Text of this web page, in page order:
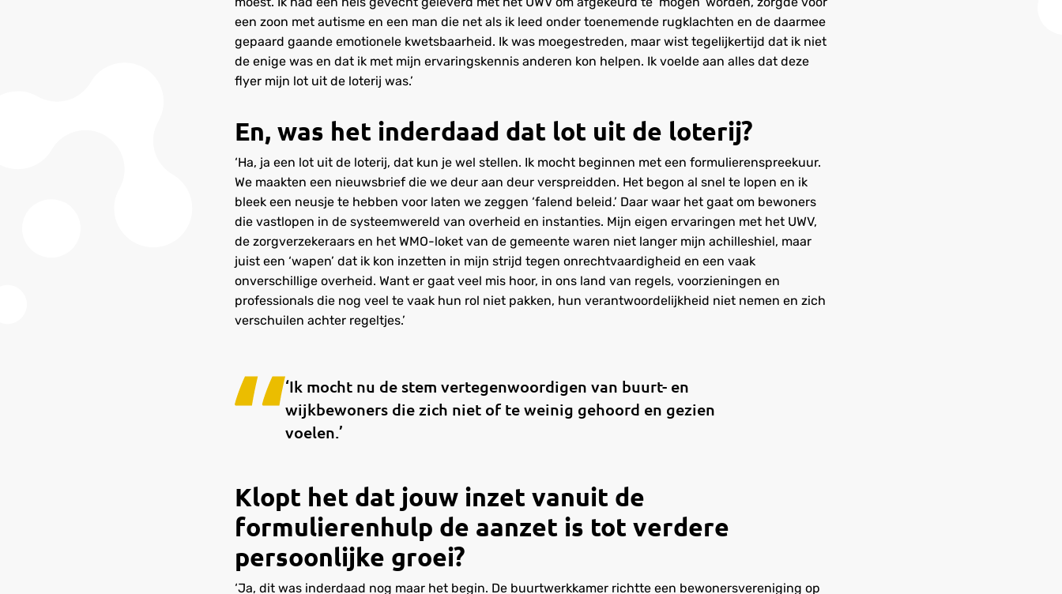
een zoon met autisme en een man die net als ik leed onder toenemende rugklachten en de daarmee
gepaard gaande emotionele kwetsbaarheid. Ik was moegestreden, maar wist tegelijkertijd dat ik niet
de enige was en dat ik met mijn ervaringskennis anderen kon helpen. Ik voelde aan alles dat deze
flyer mijn lot uit de loterij was.’
En, was het inderdaad dat lot uit de loterij?
‘Ha, ja een lot uit de loterij, dat kun je wel stellen. Ik mocht beginnen met een formulierenspreekuur.
We maakten een nieuwsbrief die we deur aan deur verspreidden. Het begon al snel te lopen en ik
bleek een neusje te hebben voor laten we zeggen ‘falend beleid.’ Daar waar het gaat om bewoners
die vastlopen in de systeemwereld van overheid en instanties. Mijn eigen ervaringen met het UWV,
de zorgverzekeraars en het WMO-loket van de gemeente waren niet langer mijn achilleshiel, maar
juist een ‘wapen’ dat ik kon inzetten in mijn strijd tegen onrechtvaardigheid en een vaak
onverschillige overheid. Want er gaat veel mis hoor, in ons land van regels, voorzieningen en
professionals die nog veel te vaak hun rol niet pakken, hun verantwoordelijkheid niet nemen en zich
verschuilen achter regeltjes.’
‘Ik mocht nu de stem vertegenwoordigen van buurt- en
wijkbewoners die zich niet of te weinig gehoord en gezien
voelen.’
Klopt het dat jouw inzet vanuit de
formulierenhulp de aanzet is tot verdere
persoonlijke groei?
‘Ja, dit was inderdaad nog maar het begin. De buurtwerkkamer richtte een bewonersvereniging op